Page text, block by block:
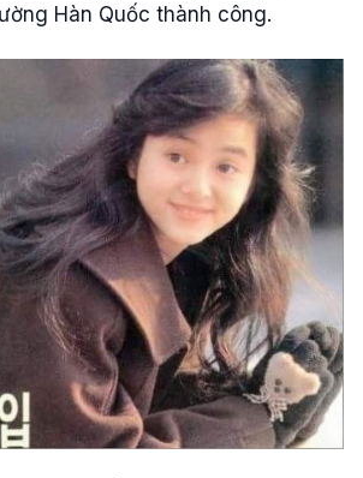
Hàn Quốc thành công.